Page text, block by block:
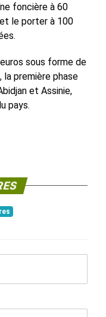
foncière à 60
le porter à 100
sous forme de
première phase
et Assinie,
pays.